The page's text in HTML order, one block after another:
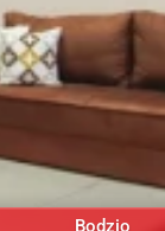
Bodzio